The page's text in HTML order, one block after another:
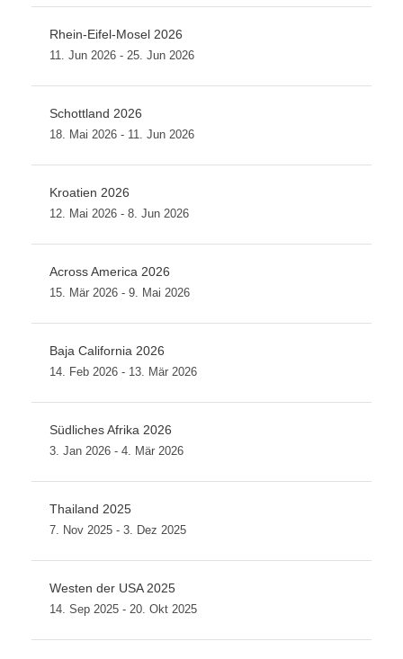
Rhein-Eifel-Mosel 2026
11. Jun 2026 - 25. Jun 2026
Schottland 2026
18. Mai 2026 - 11. Jun 2026
Kroatien 2026
12. Mai 2026 - 8. Jun 2026
Across America 2026
15. Mär 2026 - 9. Mai 2026
Baja California 2026
14. Feb 2026 - 13. Mär 2026
Südliches Afrika 2026
3. Jan 2026 - 4. Mär 2026
Thailand 2025
7. Nov 2025 - 3. Dez 2025
Westen der USA 2025
14. Sep 2025 - 20. Okt 2025